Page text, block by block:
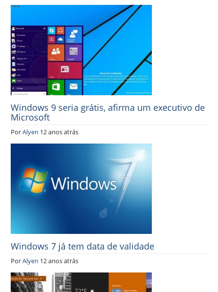
Windows 9 seria grátis, afirma um executivo de
Microsoft
PorAlyen 12 anos atrás
Windows 7 já tem data de validade
PorAlyen 12 anos atrás